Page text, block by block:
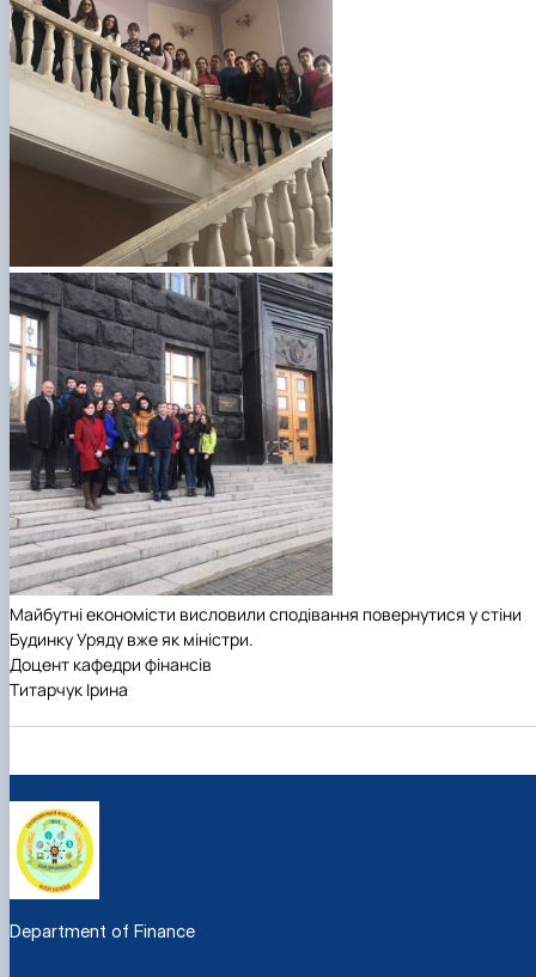
Майбутні економісти висловили сподівання повернутися у стіни
Будинку Уряду вже як міністри.
Доцент кафедри фінансів
Титарчук Ірина
Department of Finance